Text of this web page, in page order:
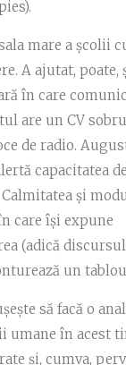
mare a școlii
A ajutat, poate,
în care
are un CV
de radio.
capacitatea de
și
care își expune
(adică
un
să facă o
umane în acest
și, cumva,